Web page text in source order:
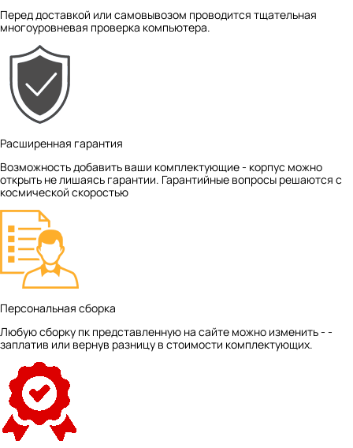
Перед доставкой или самовывозом проводится тщательная
многоуровневая проверка компьютера.
Расширенная гарантия
Возможность добавить ваши комплектующие - корпус можно
открыть не лишаясь гарантии. Гарантийные вопросы решаются с
космической скоростью
Персональная сборка
Любую сборку пк представленную на сайте можно изменить - -
заплатив или вернув разницу в стоимости комплектующих.